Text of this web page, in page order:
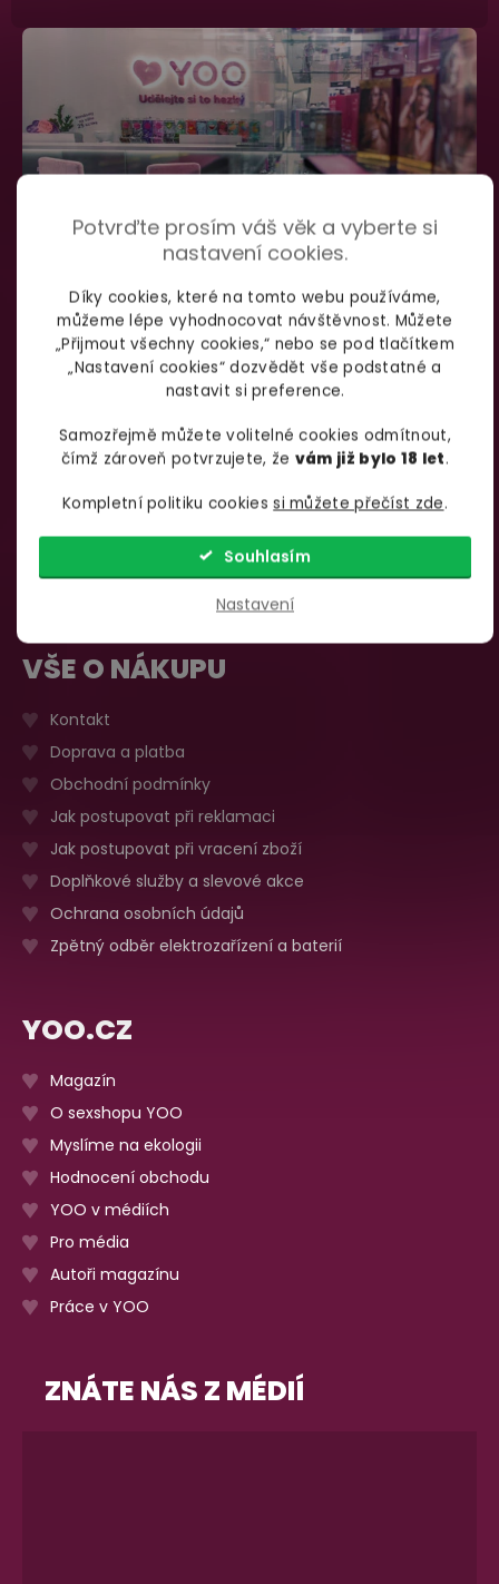
Potvrďte prosím váš věk a vyberte si
nastavení cookies.
Díky cookies, které na tomto webu používáme,
můžeme lépe vyhodnocovat návštěvnost. Můžete
„Přijmout všechny cookies,“ nebo se pod tlačítkem
„Nastavení cookies“ dozvědět vše podstatné a
nastavit si preference.
Samozřejmě můžete volitelné cookies odmítnout,
čímž zároveň potvrzujete, že vám již bylo 18 let.
Kompletní politiku cookiessi můžete přečíst zde.
Nastavení
Souhlasím
SHOWROOM BRNO
Špitálka 23a Brno, 602 00
735 876 206
Otevírací doba:
Pondělí – pátek:
Zavřeno
VŠE O NÁKUPU
Kontakt
Doprava a platba
Obchodní podmínky
Jak postupovat při reklamaci
Jak postupovat při vracení zboží
Doplňkové služby a slevové akce
Ochrana osobních údajů
Zpětný odběr elektrozařízení a baterií
YOO.CZ
Magazín
O sexshopu YOO
Myslíme na ekologii
Hodnocení obchodu
YOO v médiích
Pro média
Autoři magazínu
Práce v YOO
ZNÁTE NÁS Z MÉDIÍ